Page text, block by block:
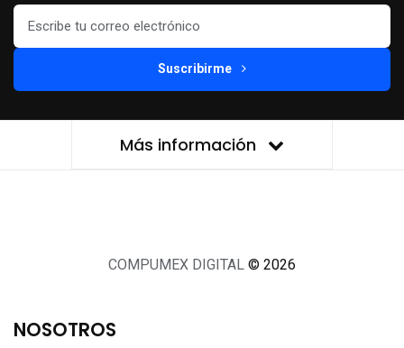
Suscribirme
Más información
COMPUMEX DIGITAL © 2026
NOSOTROS